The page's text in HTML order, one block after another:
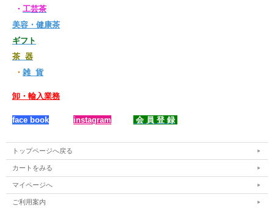
・ 工芸茶
美容・健康茶
ギフト
茶 器
・ 雑 貨
卸・輸入業務
face book instagram 会 員 登 録
トップページへ戻る
カートをみる
マイページへ
ご利用案内